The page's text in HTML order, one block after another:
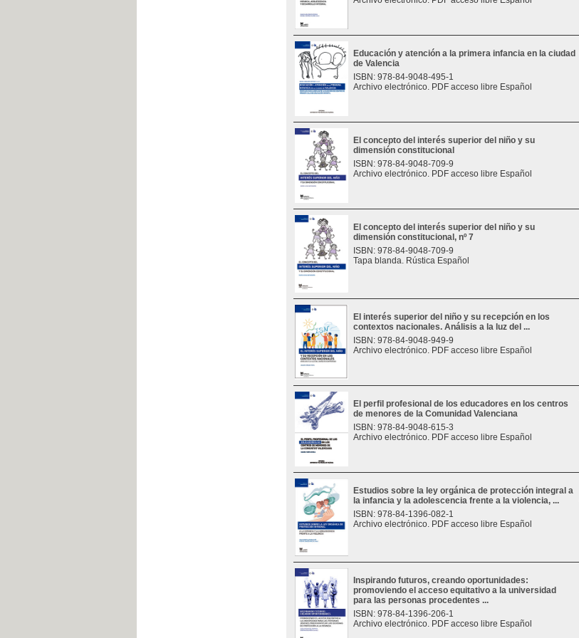
Educación y atención a la primera infancia en la ciudad
de Valencia
ISBN: 978-84-9048-495-1
Archivo electrónico. PDF acceso libre Español
El concepto del interés superior del niño y su
dimensión constitucional
ISBN: 978-84-9048-709-9
Archivo electrónico. PDF acceso libre Español
El concepto del interés superior del niño y su
dimensión constitucional, nº 7
ISBN: 978-84-9048-709-9
Tapa blanda. Rústica Español
El interés superior del niño y su recepción en los
contextos nacionales. Análisis a la luz del ...
ISBN: 978-84-9048-949-9
Archivo electrónico. PDF acceso libre Español
El perfil profesional de los educadores en los centros
de menores de la Comunidad Valenciana
ISBN: 978-84-9048-615-3
Archivo electrónico. PDF acceso libre Español
Estudios sobre la ley orgánica de protección integral a
la infancia y la adolescencia frente a la violencia, ...
ISBN: 978-84-1396-082-1
Archivo electrónico. PDF acceso libre Español
Inspirando futuros, creando oportunidades:
promoviendo el acceso equitativo a la universidad
para las personas procedentes ...
ISBN: 978-84-1396-206-1
Archivo electrónico. PDF acceso libre Español